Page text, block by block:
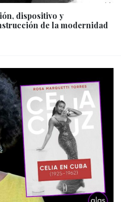
dispositivo y
de la modernidad